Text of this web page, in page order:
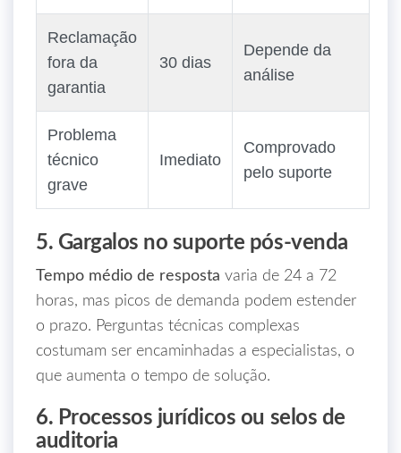
Reclamação
fora da
garantia
30 dias
Depende da
análise
Problema
técnico
grave
Imediato
Comprovado
pelo suporte
5. Gargalos no suporte pós‑venda
Tempo médio de resposta varia de 24 a 72
horas, mas picos de demanda podem estender
o prazo. Perguntas técnicas complexas
costumam ser encaminhadas a especialistas, o
que aumenta o tempo de solução.
6. Processos jurídicos ou selos de
auditoria